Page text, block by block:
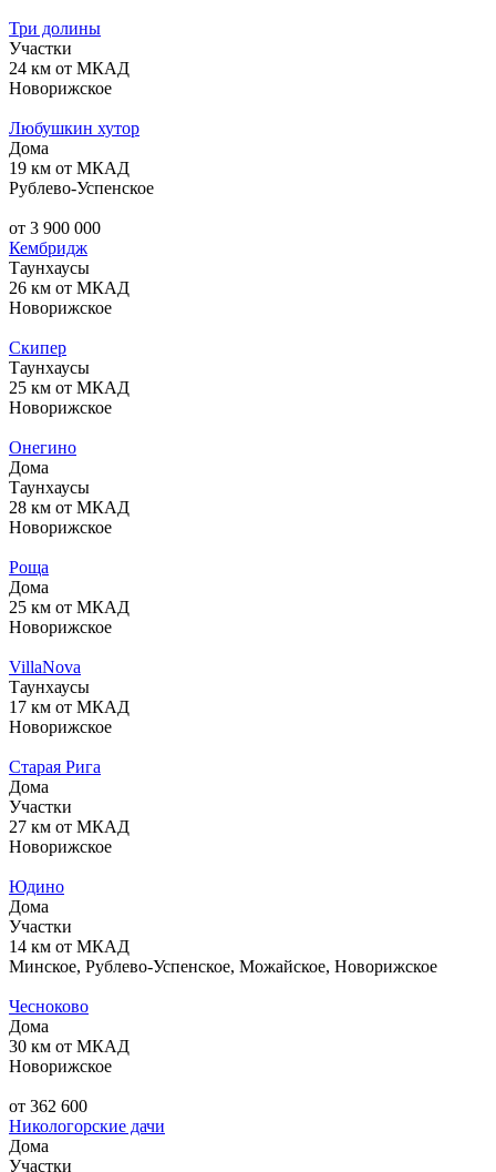
Три долины
Участки
24 км от МКАД
Новорижское
Любушкин хутор
Дома
19 км от МКАД
Рублево-Успенское
от 3 900 000
Кембридж
Таунхаусы
26 км от МКАД
Новорижское
Скипер
Таунхаусы
25 км от МКАД
Новорижское
Онегино
Дома
Таунхаусы
28 км от МКАД
Новорижское
Роща
Дома
25 км от МКАД
Новорижское
VillaNova
Таунхаусы
17 км от МКАД
Новорижское
Старая Рига
Дома
Участки
27 км от МКАД
Новорижское
Юдино
Дома
Участки
14 км от МКАД
Минское, Рублево-Успенское, Можайское, Новорижское
Чесноково
Дома
30 км от МКАД
Новорижское
от 362 600
Никологорские дачи
Дома
Участки